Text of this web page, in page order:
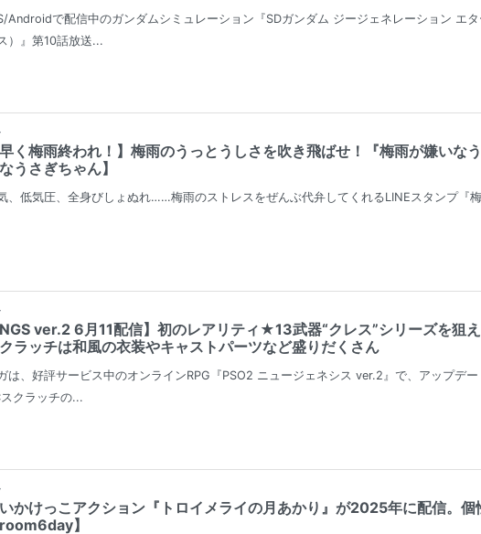
Androidで配信中のガンダムシミュレーション『SDガンダム ジージェネレーション エ
）』第10話放送...
早く梅雨終われ！】梅雨のうっとうしさを吹き飛ばせ！『梅雨が嫌い
うさぎちゃん】
、低気圧、全身びしょぬれ……梅雨のストレスをぜんぶ代弁してくれるLINEスタンプ『
NGS ver.2 6月11配信】初のレアリティ★13武器“クレス”シリーズを狙
ラッチは和風の衣装やキャストパーツなど盛りだくさん
は、好評サービス中のオンラインRPG『PSO2 ニュージェネシス ver.2』で、アップデ
クラッチの...
かけっこアクション『トロイメライの月あかり』が2025年に配信。個
room6day】